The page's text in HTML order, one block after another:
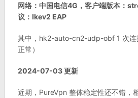
网络：中国电信4G，客户端版本：
议：Ikev2 EAP
其中，hk2-auto-cn2-udp-obf 1 次连
正常）
2024-07-03 更新
近期，PureVpn 整体稳定性还不错，